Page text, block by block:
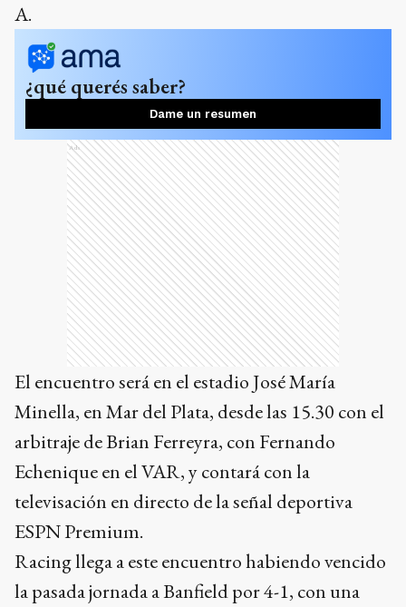
A.
¿qué querés saber?
Dame un resumen
Ads
El encuentro será en el estadio José María
Minella, en Mar del Plata, desde las 15.30 con el
arbitraje de Brian Ferreyra, con Fernando
Echenique en el VAR, y contará con la
televisación en directo de la señal deportiva
ESPN Premium.
Racing llega a este encuentro habiendo vencido
la pasada jornada a Banfield por 4-1, con una